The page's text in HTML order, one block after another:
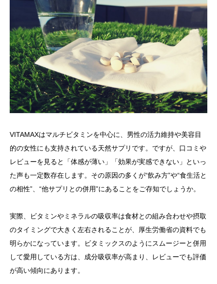
VITAMAXはマルチビタミンを中心に、男性の活力維持や美容目
的の女性にも支持されている天然サプリです。ですが、口コミや
レビューを見ると「体感が薄い」「効果が実感できない」といっ
た声も一定数存在します。その原因の多くが“飲み方”や“食生活と
の相性”、“他サプリとの併用”にあることをご存知でしょうか。
実際、ビタミンやミネラルの吸収率は食材との組み合わせや摂取
のタイミングで大きく左右されることが、厚生労働省の資料でも
明らかになっています。ビタミックスのようにスムージーと併用
して愛用している方は、成分吸収率が高まり、レビューでも評価
が高い傾向にあります。